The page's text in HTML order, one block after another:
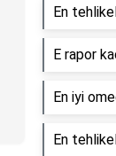
En
E rapor
En iyi
En